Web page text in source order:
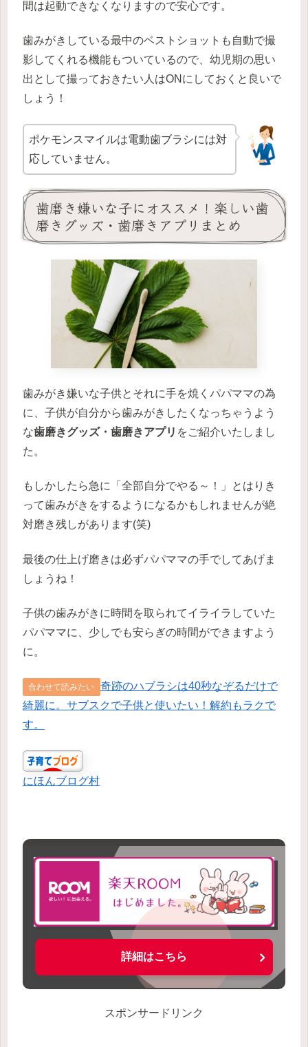
間は起動できなくなりますので安心です。
歯みがきしている最中のベストショットも自動で撮
影してくれる機能もついているので、幼児期の思い
出として撮っておきたい人はONにしておくと良いで
しょう！
ポケモンスマイルは電動歯ブラシには対
応していません。
歯磨き嫌いな子にオススメ！楽しい歯
磨きグッズ・歯磨きアプリまとめ
歯みがき嫌いな子供とそれに手を焼くパパママの為
に、子供が自分から歯みがきしたくなっちゃうよう
な歯磨きグッズ・歯磨きアプリ をご紹介いたしまし
た。
もしかしたら急に「全部自分でやる～！」とはりき
って歯みがきをするようになるかもしれませんが絶
対磨き残しがあります(笑)
最後の仕上げ磨きは必ずパパママの手でしてあげま
しょうね！
子供の歯みがきに時間を取られてイライラしていた
パパママに、少しでも安らぎの時間ができますよう
に。
合わせて読みたい
奇跡のハブラシは40秒なぞるだけで
綺麗に。サブスクで子供と使いたい！解約もラクで
す。
にほんブログ村
詳細はこちら
スポンサードリンク